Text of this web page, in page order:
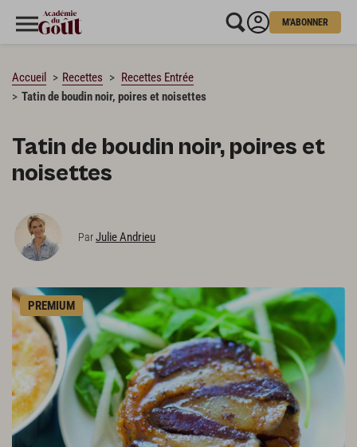
M'ABONNER
Accueil Recettes
Recettes Entrée
Tatin de boudin noir, poires et noisettes
Tatin de boudin noir, poires et
noisettes
ParJulie Andrieu
PREMIUM
CHARGEMENT…